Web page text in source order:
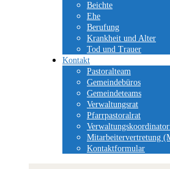
Beichte
Ehe
Berufung
Krankheit und Alter
Tod und Trauer
Kontakt
Pastoralteam
Gemeindebüros
Gemeindeteams
Verwaltungsrat
Pfarrpastoralrat
Mitarbeitervertretung
Kontaktformular